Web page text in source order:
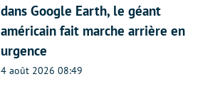
dans Google Earth, le géant
américain fait marche arrière en
urgence
4 août 2026 08:49